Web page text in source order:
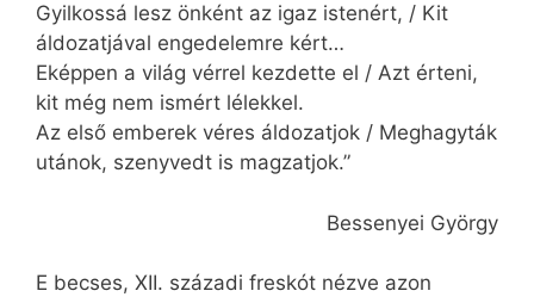
Gyilkossá lesz önként az igaz istenért, / Kit
áldozatjával engedelemre kért…
Eképpen a világ vérrel kezdette el / Azt érteni,
kit még nem ismért lélekkel.
Az első emberek véres áldozatjok / Meghagyták
utánok, szenyvedt is magzatjok.”
Bessenyei György
E becses, XII. századi freskót nézve azon